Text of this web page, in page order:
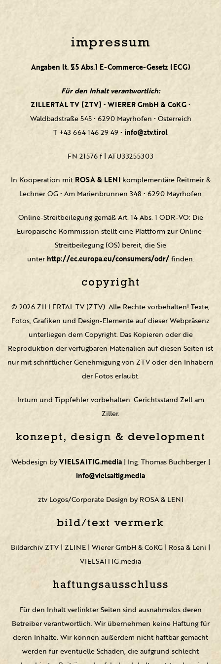
impressum
Angaben lt. §5 Abs.1 E-Commerce-Gesetz (ECG)
Für den Inhalt verantwortlich:
ZILLERTAL TV (ZTV) • WIERER GmbH & CoKG•
Waldbadstraße 545 • 6290 Mayrhofen • Österreich
T +43 664 146 29 49 • info@ztv.tirol
FN 21576 f | ATU33255303
In Kooperation mit ROSA & LENI komplementäre Reitmeir &
Lechner OG • Am Marienbrunnen 348 • 6290 Mayrhofen
Online-Streitbeilegung gemäß Art. 14 Abs. 1 ODR-VO: Die
Europäische Kommission stellt eine Plattform zur Online-
Streitbeilegung (OS) bereit, die Sie
unter http://ec.europa.eu/consumers/odr/finden.
copyright
© 2026 ZILLERTAL TV (ZTV). Alle Rechte vorbehalten! Texte,
Fotos, Grafiken und Design-Elemente auf dieser Webpräsenz
unterliegen dem Copyright. Das Kopieren oder die
Reproduktion der verfügbaren Materialien auf diesen Seiten ist
nur mit schriftlicher Genehmigung von ZTV oder den Inhabern
der Fotos erlaubt.
Irrtum und Tippfehler vorbehalten. Gerichtsstand Zell am
Ziller.
konzept, design & development
Webdesign byVIELSAITIG.media| Ing. Thomas Buchberger |
info@vielsaitig.media
ztv Logos/Corporate Design by ROSA & LENI
bild/text vermerk
Bildarchiv ZTV | ZLINE | Wierer GmbH & CoKG | Rosa & Leni |
VIELSAITIG.media
haftungsausschluss
Für den Inhalt verlinkter Seiten sind ausnahmslos deren
Betreiber verantwortlich. Wir übernehmen keine Haftung für
deren Inhalte. Wir können außerdem nicht haftbar gemacht
werden für eventuelle Schäden, die aufgrund schlecht